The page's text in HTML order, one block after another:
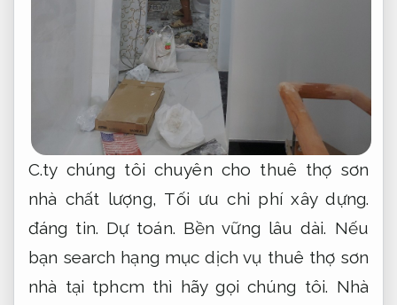
C.ty chúng tôi chuyên cho thuê thợ sơn
nhà chất lượng, Tối ưu chi phí xây dựng.
đáng tin. Dự toán. Bền vững lâu dài. Nếu
bạn search hạng mục dịch vụ thuê thợ sơn
nhà tại tphcm thì hãy gọi chúng tôi. Nhà